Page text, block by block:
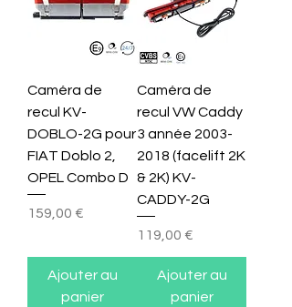
Caméra de
recul KV-
DOBLO-2G pour
FIAT Doblo 2,
OPEL Combo D
Prix
159,00 €
Ajouter au
panier
Caméra de
recul VW Caddy
3 année 2003-
2018 (facelift 2K
& 2K) KV-
CADDY-2G
Prix
119,00 €
Ajouter au
panier